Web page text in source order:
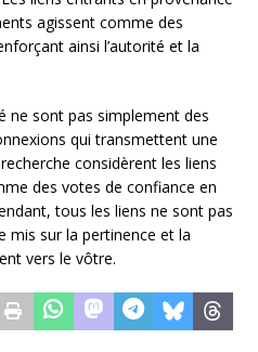
agissent comme des
ainsi l’autorité et la
ne sont pas simplement des
qui transmettent une
considèrent les liens
des votes de confiance en
tous les liens ne sont pas
mis sur la pertinence et la
vers le vôtre.